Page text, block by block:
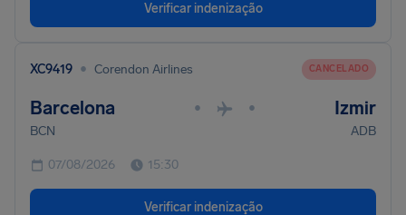
Verificar indenização
XC9419 • Corendon Airlines CANCELADO
Barcelona • • Izmir
BCN ADB
07/08/2026 15:30
Verificar indenização